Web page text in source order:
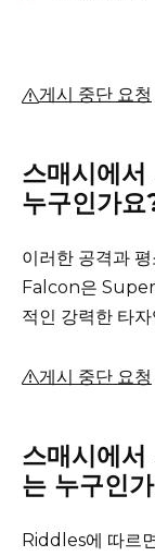
게시 중단 요청
스매시에
누구인가요
이러한 공격과
Falcon은
적인 강력한 타자
게시 중단 요청
스매시에
는 누구인
Riddles에 따르